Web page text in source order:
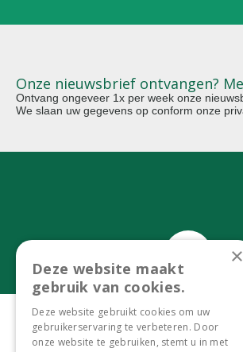
Onze nieuwsbrief ontvangen?
Ontvang ongeveer 1x per week onze
We slaan uw gegevens op conform onze
Bel ons
0299-372465
Contact
×
Deze website maakt
gebruik van cookies.
Deze website gebruikt cookies om uw
gebruikerservaring te verbeteren. Door
onze website te gebruiken, stemt u in met